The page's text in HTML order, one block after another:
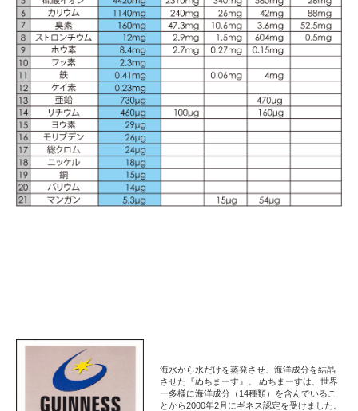
海水から水だけを蒸発させ、海洋成分を結晶
させた『ぬちまーす』。 ぬちまーすは、世界
一多様に海洋成分（14種類）を含んでいるこ
とから2000年2月にギネス認定を受けました。